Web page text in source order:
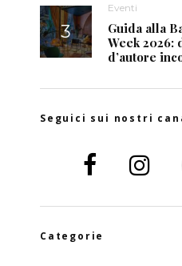
Eventi
Guida alla
Week 2026:
d’autore
Seguici sui nostri
Categorie